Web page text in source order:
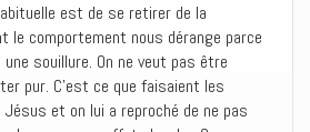
est de se retirer de la
le comportement nous dérange parce
souillure. On ne veut pas être
pur. C’est ce que faisaient les
Jésus et on lui a reproché de ne pas